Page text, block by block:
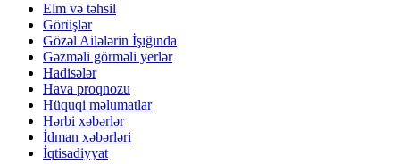
Elm və təhsil
Görüşlər
Gözəl Ailələrin İşığında
Gəzməli görməli yerlər
Hadisələr
Hava proqnozu
Hüquqi məlumatlar
Hərbi xəbərlər
İdman xəbərləri
İqtisadiyyat